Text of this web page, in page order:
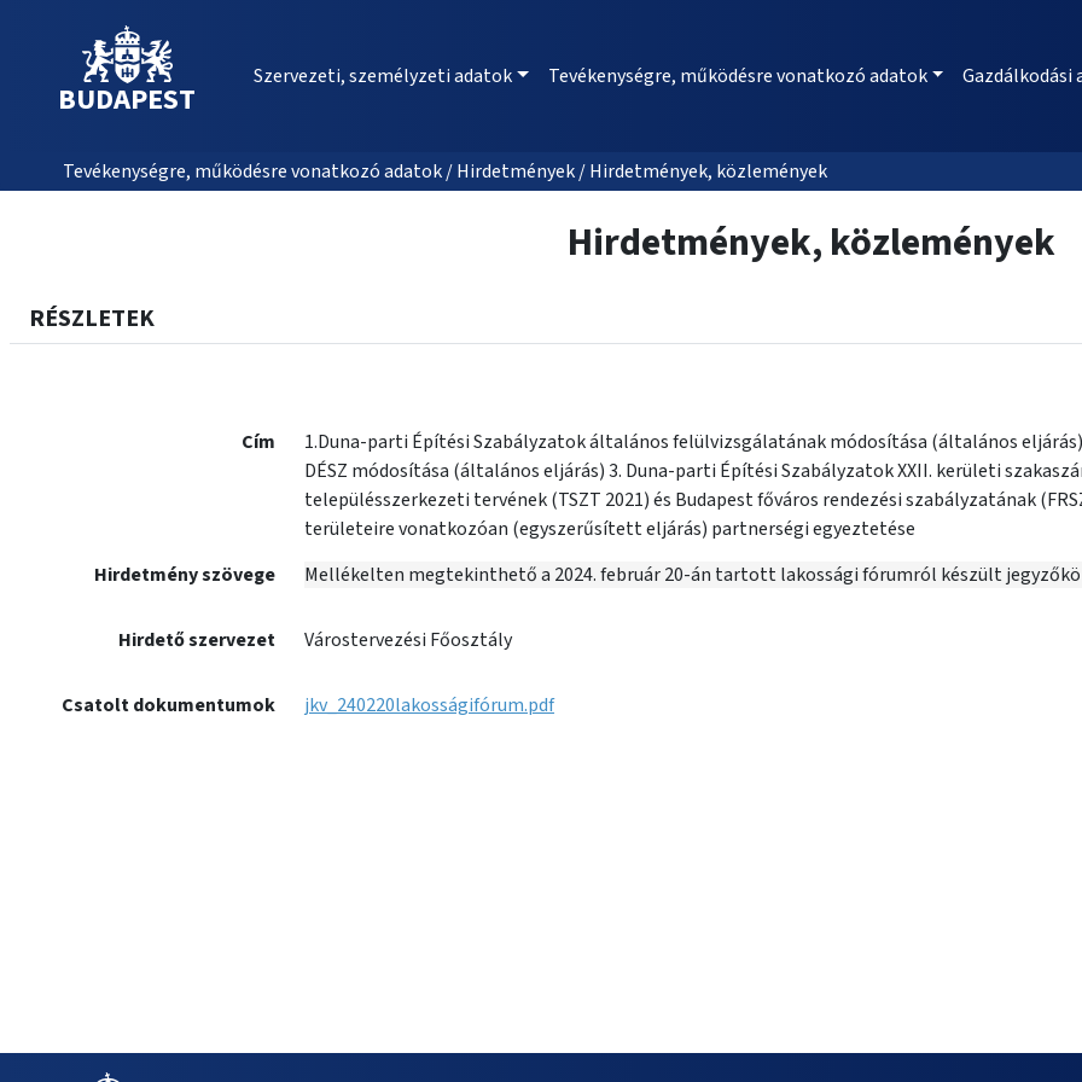
BUDAPEST
Szervezeti, személyzeti adatok Tevékenységre, működésre vonatkozó adatok Gazdálkodási
Tevékenységre, működésre vonatkozó adatok / Hirdetmények / Hirdetmények, közlemények
Hirdetmények, közlemények
RÉSZLETEK
Cím
1.Duna-parti Építési Szabályzatok általános felülvizsgálatának módosítása (általános
DÉSZ módosítása (általános eljárás) 3. Duna-parti Építési Szabályzatok XXII. kerületi szakaszának
településszerkezeti tervének (TSZT 2021) és Budapest főváros rendezési szabályzatának
területeire vonatkozóan (egyszerűsített eljárás) partnerségi egyeztetése
Hirdetmény szövege
Mellékelten megtekinthető a 2024. február 20-án tartott lakossági fórumról készült
Hirdető szervezet Várostervezési Főosztály
Csatolt dokumentumok jkv_240220lakosságifórum.pdf